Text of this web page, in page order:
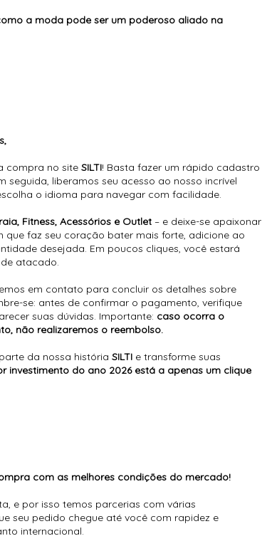
a moda pode ser um poderoso aliado na
compra no site SILTI! Basta fazer um rápido cadastro
liberamos seu acesso ao nosso incrível
o idioma para navegar com facilidade.
Fitness, Acessórios e Outlet – e deixe-se apaixonar
faz seu coração bater mais forte, adicione ao
desejada. Em poucos cliques, você estará
atacado.
em contato para concluir os detalhes sobre
se: antes de confirmar o pagamento, verifique
suas dúvidas. Importante: caso ocorra o
não realizaremos o reembolso.
da nossa história SILTI e transforme suas
investimento do ano 2026 está a apenas um clique
com as melhores condições do mercado!
e por isso temos parcerias com várias
seu pedido chegue até você com rapidez e
internacional.